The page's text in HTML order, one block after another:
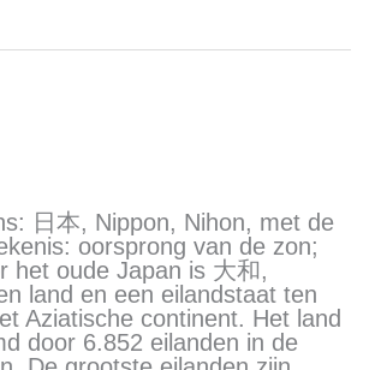
日本, Nippon, Nihon, met de
oorsprong van de zon;
het oude Japan is 大和,
land en een eilandstaat ten
Aziatische continent. Het land
door 6.852 eilanden in de